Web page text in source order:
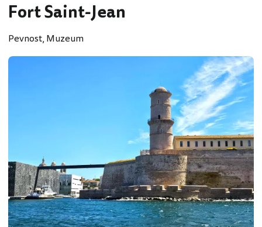
Fort Saint-Jean
Pevnost, Muzeum